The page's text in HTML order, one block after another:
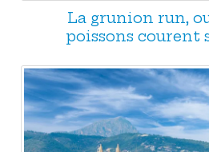
La grunion run,
poissons courent